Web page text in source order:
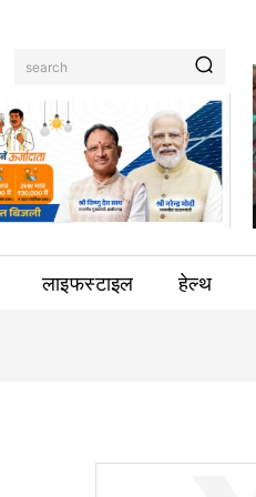
search
लाइफस्टाइल हेल्थ